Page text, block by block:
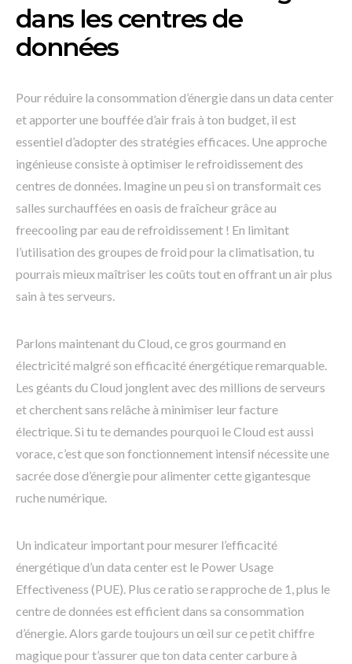
dans les centres de
données
Pour réduire la consommation d’énergie dans un data center
et apporter une bouffée d’air frais à ton budget, il est
essentiel d’adopter des stratégies efficaces. Une approche
ingénieuse consiste à optimiser le refroidissement des
centres de données. Imagine un peu si on transformait ces
salles surchauffées en oasis de fraîcheur grâce au
freecooling par eau de refroidissement ! En limitant
l’utilisation des groupes de froid pour la climatisation, tu
pourrais mieux maîtriser les coûts tout en offrant un air plus
sain à tes serveurs.
Parlons maintenant du Cloud, ce gros gourmand en
électricité malgré son efficacité énergétique remarquable.
Les géants du Cloud jonglent avec des millions de serveurs
et cherchent sans relâche à minimiser leur facture
électrique. Si tu te demandes pourquoi le Cloud est aussi
vorace, c’est que son fonctionnement intensif nécessite une
sacrée dose d’énergie pour alimenter cette gigantesque
ruche numérique.
Un indicateur important pour mesurer l’efficacité
énergétique d’un data center est le Power Usage
Effectiveness (PUE). Plus ce ratio se rapproche de 1, plus le
centre de données est efficient dans sa consommation
d’énergie. Alors garde toujours un œil sur ce petit chiffre
magique pour t’assurer que ton data center carbure à